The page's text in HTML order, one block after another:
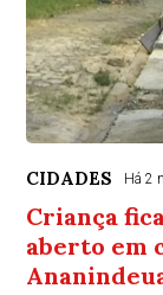
CIDADES Há 2
Criança
aberto em